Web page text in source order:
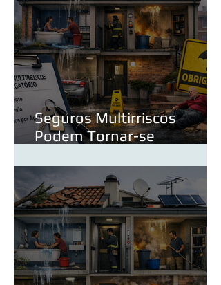
Seguros Multirriscos
Podem Tornar-se
para os Proprietários